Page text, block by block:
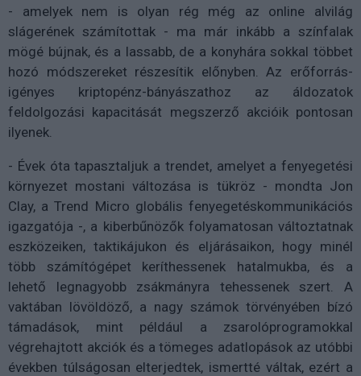
- amelyek nem is olyan rég még az online alvilág
slágerének számítottak - ma már inkább a színfalak
mögé bújnak, és a lassabb, de a konyhára sokkal többet
hozó módszereket részesítik előnyben. Az erőforrás-
igényes kriptopénz-bányászathoz az áldozatok
feldolgozási kapacitását megszerző akcióik pontosan
ilyenek.
- Évek óta tapasztaljuk a trendet, amelyet a fenyegetési
környezet mostani változása is tükröz - mondta Jon
Clay, a Trend Micro globális fenyegetéskommunikációs
igazgatója -, a kiberbűnözők folyamatosan változtatnak
eszközeiken, taktikájukon és eljárásaikon, hogy minél
több számítógépet keríthessenek hatalmukba, és a
lehető legnagyobb zsákmányra tehessenek szert. A
vaktában lövöldöző, a nagy számok törvényében bízó
támadások, mint például a zsarolóprogramokkal
végrehajtott akciók és a tömeges adatlopások az utóbbi
években túlságosan elterjedtek, ismertté váltak, ezért a